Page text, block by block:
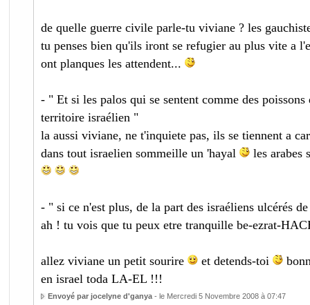
de quelle guerre civile parle-tu viviane ? les
tu penses bien qu'ils iront se refugier au plus vite a
ont planques les attendent...
- " Et si les palos qui se sentent comme des poissons
territoire israélien "
la aussi viviane, ne t'inquiete pas, ils se tiennent a
dans tout israelien sommeille un 'hayal
les arabes
- " si ce n'est plus, de la part des israéliens ulcérés
ah ! tu vois que tu peux etre tranquille be-ezrat-
allez viviane un petit sourire et detends-toi
en israel toda LA-EL !!!
Envoyé par jocelyne d'ganya- le Mercredi 5 Novembre 2008 à 07:47